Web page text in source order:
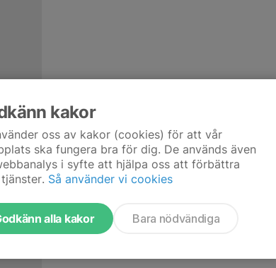
kakor
oss av kakor (cookies) för att vår
ska fungera bra för dig. De används även
i syfte att hjälpa oss att förbättra
Så använder vi cookies
alla kakor Bara nödvändiga